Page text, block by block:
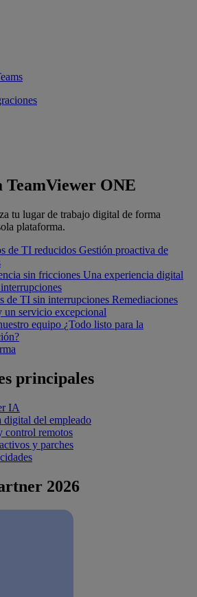
TeamViewer ONE
tu lugar de trabajo digital de forma
plataforma.
de TI reducidos Gestión proactiva de
sin fricciones Una experiencia digital
de TI sin interrupciones Remediaciones
un servicio excepcional
equipo ¿Todo listo para la
principales
IA
digital del empleado
control remotos
y parches
2026